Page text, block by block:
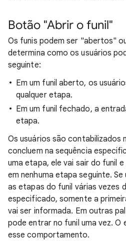
Botão "Abrir o funil"
Os funis podem ser "abertos"
determina como os usuários
seguinte:
Em um funil aberto, os
qualquer etapa.
Em um funil fechado, a
etapa.
Os usuários são contabilizados
concluem na sequência
uma etapa, ele vai sair do funil
em nenhuma etapa seguinte.
as etapas do funil várias vezes
especificado, somente a
vai ser informada. Em outras
pode entrar no funil uma vez. O
esse comportamento.